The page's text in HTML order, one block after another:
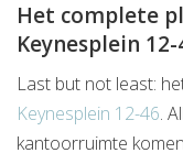
Het complete
Keynesplein
Last but not least:
Keynesplein 12-46.
kantoorruimte